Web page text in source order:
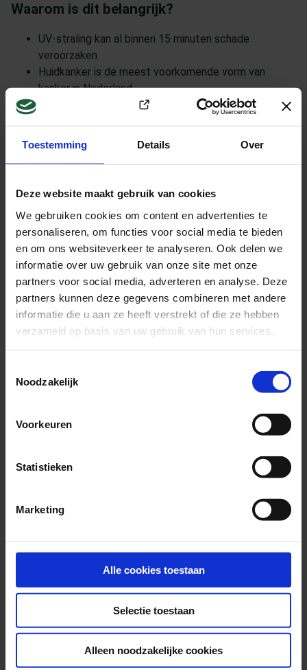
(Opent in
Toestemming Details Over
Deze website maakt gebruik van cookies
We gebruiken cookies om content en advertenties te
personaliseren, om functies voor social media te bieden
en om ons websiteverkeer te analyseren. Ook delen we
informatie over uw gebruik van onze site met onze
partners voor social media, adverteren en analyse. Deze
partners kunnen deze gegevens combineren met andere
informatie die u aan ze heeft verstrekt of die ze hebben
verzameld op basis van uw gebruik van hun services.
Noodzakelijk
Voorkeuren
Statistieken
Marketing
Alle cookies toestaan
Selectie toestaan
Alleen noodzakelijke cookies
Waarom is dit belangrijk?
UV-straling kan al binnen 15 minuten schade
veroorzaken.
Huidkanker is de meest voorkomende vorm van
kanker in Nederland.
Bescherming is eenvoudig en effectief – dus doe
Vier Blijf-uit-de-zon-dag mee!
✔ Zoek de schaduw op
✔ Trek beschermende kleding aan
✔ Smeer zonnebrand – en herhaal!
Meer tips? Kijk opggdleefomgeving.nl.
E-mail deze pagina
Kopieer link naar klembord